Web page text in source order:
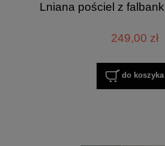
Lniana pościel z
249,00 zł
do koszyka